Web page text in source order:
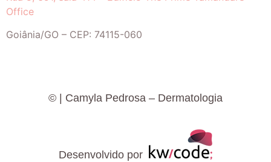
Office
Goiânia/GO – CEP: 74115-060
© | Camyla Pedrosa – Dermatologia
Desenvolvido por